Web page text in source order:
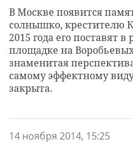
В Москве появится
солнышко, крестителю
2015 года его поставят
площадке на Воробьевых
знаменитая
самому эффектному
закрыта.
14 ноября 2014, 15:25